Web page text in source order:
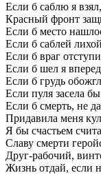
Если б саблю я
Красный фронт
Если б место
Если б саблей
Если б враг
Если б шел я
Если б грудь
Если пуля засела
Если б смерть, не
Придавила меня
Я бы счастьем
Славу смерти
Друг-рабочий,
Жизнь отдай, если